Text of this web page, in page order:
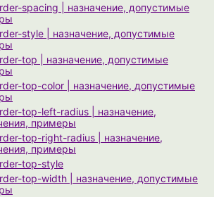
spacing | назначение, допустимые
style | назначение, допустимые
top | назначение, допустимые
top-color | назначение, допустимые
top-left-radius | назначение,
примеры
top-right-radius | назначение,
примеры
top-style
top-width | назначение, допустимые